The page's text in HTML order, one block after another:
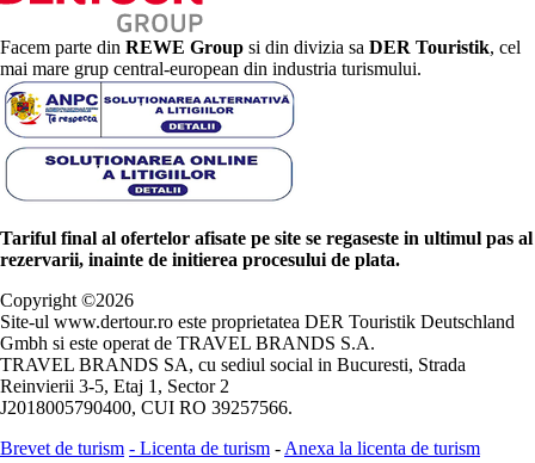
Facem parte din REWE Group si din divizia sa DER Touristik, cel
mai mare grup central-european din industria turismului.
Tariful final al ofertelor afisate pe site se regaseste in ultimul pas al
rezervarii, inainte de initierea procesului de plata.
Copyright ©2026
Site-ul www.dertour.ro este proprietatea DER Touristik Deutschland
Gmbh si este operat de TRAVEL BRANDS S.A.
TRAVEL BRANDS SA, cu sediul social in Bucuresti, Strada
Reinvierii 3-5, Etaj 1, Sector 2
J2018005790400, CUI RO 39257566.
Brevet de turism - Licenta de turism - Anexa la licenta de turism